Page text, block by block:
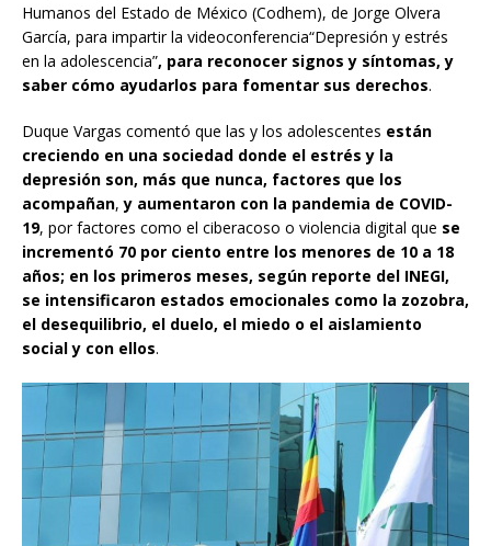
Humanos del Estado de México (Codhem), de Jorge Olvera
García, para impartir la videoconferencia“Depresión y estrés
en la adolescencia”, para reconocer signos y síntomas, y
saber cómo ayudarlos para fomentar sus derechos.
Duque Vargas comentó que las y los adolescentes están
creciendo en una sociedad donde el estrés y la
depresión son, más que nunca, factores que los
acompañan,y aumentaron con la pandemia de COVID-
19, por factores como el ciberacoso o violencia digital que se
incrementó 70 por ciento entre los menores de 10 a 18
años; en los primeros meses, según reporte del INEGI,
se intensificaron estados emocionales como la zozobra,
el desequilibrio, el duelo, el miedo o el aislamiento
social y con ellos.